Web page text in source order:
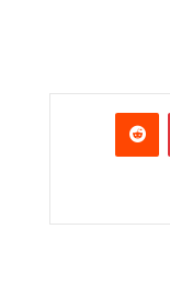
بينتيريست